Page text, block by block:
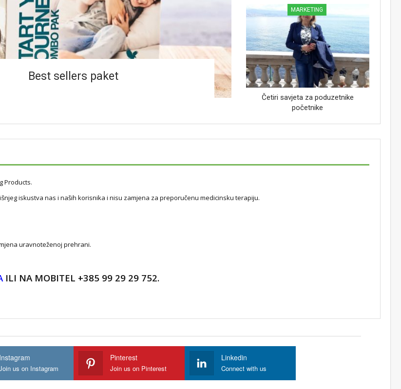
Best sellers paket
MARKETING
Četiri savjeta za poduzetnike
početnike
Products.
iskustva nas i naših korisnika i nisu zamjena za preporučenu medicinsku terapiju.
uravnoteženoj prehrani.
ILI NA MOBITEL +385 99 29 29 752.
Instagram
us on Instagram
Pinterest
Join us on Pinterest
Linkedin
Connect with us